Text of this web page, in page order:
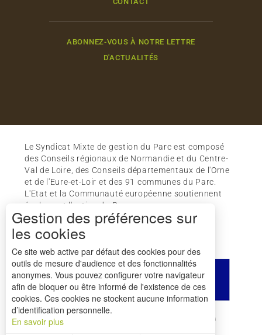
ABONNEZ-VOUS À NOTRE LETTRE
D'ACTUALITÉS
Le Syndicat Mixte de gestion du Parc est composé
des Conseils régionaux de Normandie et du Centre-
Val de Loire, des Conseils départementaux de l'Orne
et de l'Eure-et-Loir et des 91 communes du Parc.
L'Etat et la Communauté européenne soutiennent
également l'action du Parc.
Comment venir ? Crédits
Gestion des préférences sur
les cookies
Ce site web active par défaut des cookies pour des
outils de mesure d'audience et des fonctionnalités
anonymes. Vous pouvez configurer votre navigateur
afin de bloquer ou être informé de l'existence de ces
cookies. Ces cookies ne stockent aucune information
d’identification personnelle.
En savoir plus